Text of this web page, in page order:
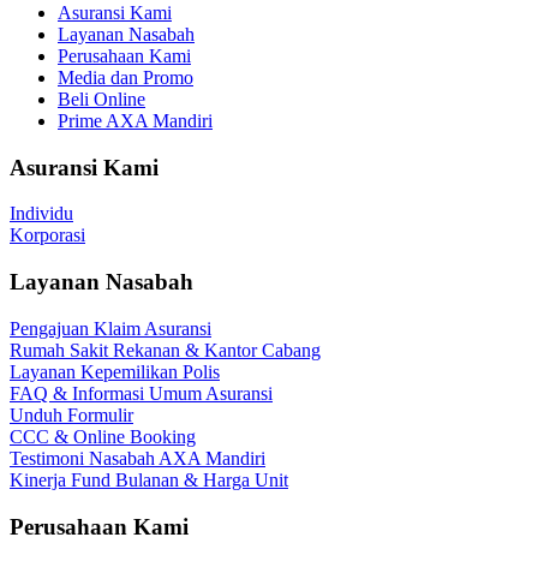
Asuransi Kami
Layanan Nasabah
Perusahaan Kami
Media dan Promo
Beli Online
Prime AXA Mandiri
Asuransi Kami
Individu
Korporasi
Layanan Nasabah
Pengajuan Klaim Asuransi
Rumah Sakit Rekanan & Kantor Cabang
Layanan Kepemilikan Polis
FAQ & Informasi Umum Asuransi
Unduh Formulir
CCC & Online Booking
Testimoni Nasabah AXA Mandiri
Kinerja Fund Bulanan & Harga Unit
Perusahaan Kami